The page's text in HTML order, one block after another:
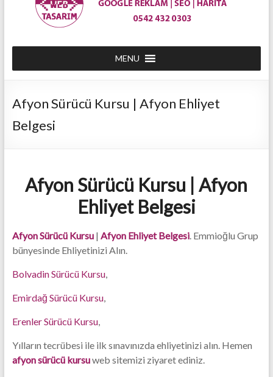
0542
432
03
|
En
Ucuz
Site
Tasarım
Firması
MENU
Afyon Sürücü Kursu | Afyon Ehliyet
Belgesi
Afyon Sürücü Kursu | Afyon
Ehliyet Belgesi
Afyon Sürücü Kursu| Afyon Ehliyet Belgesi. Emmioğlu Grup
bünyesinde Ehliyetinizi Alın.
Bolvadin Sürücü Kursu,
Emirdağ Sürücü Kursu,
Erenler Sürücü Kursu,
Yılların tecrübesi ile ilk sınavınızda ehliyetinizi alın. Hemen
afyon sürücü kursuweb sitemizi ziyaret ediniz.